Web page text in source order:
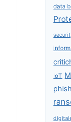
data
IoT